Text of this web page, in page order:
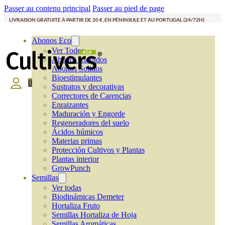
Passer au contenu principal Passer au pied de page
LIVRAISON GRATUITE À PARTIR DE 20 €, EN PÉNINSULE ET AU PORTUGAL (24/72H)
Abonos Eco
Ver Todos
Abonos Líquidos
Abonos Solidos
Bioestimulantes
Sustratos y decorativas
Correctores de Carencias
Enraizantes
Maduración y Engorde
Regeneradores del suelo
Ácidos húmicos
Materias primas
Protección Cultivos y Plantas
Plantas interior
GrowPunch
Semillas
Ver todas
Biodinámicas Demeter
Hortaliza Fruto
Semillas Hortaliza de Hoja
0